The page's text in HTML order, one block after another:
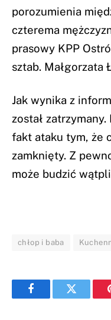
porozumienia
czterema
prasowy KPP
sztab. Małgorzata
Jak wynika z
został
fakt ataku tym, że
zamknięty. Z
może budzić
chłop i baba
FacebookTwitter